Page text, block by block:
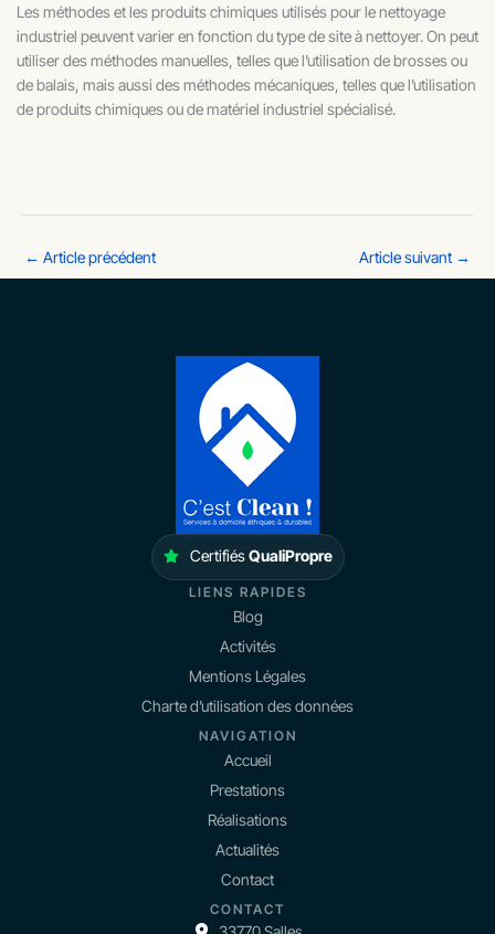
Les méthodes et les produits chimiques utilisés pour le nettoyage
industriel peuvent varier en fonction du type de site à nettoyer. On peut
utiliser des méthodes manuelles, telles que l’utilisation de brosses ou
de balais, mais aussi des méthodes mécaniques, telles que l’utilisation
de produits chimiques ou de matériel industriel spécialisé.
← Article précédent Article suivant →
CertifiésQualiPropre
LIENS RAPIDES
Blog
Activités
Mentions Légales
Charte d’utilisation des données
NAVIGATION
Accueil
Prestations
Réalisations
Actualités
Contact
CONTACT